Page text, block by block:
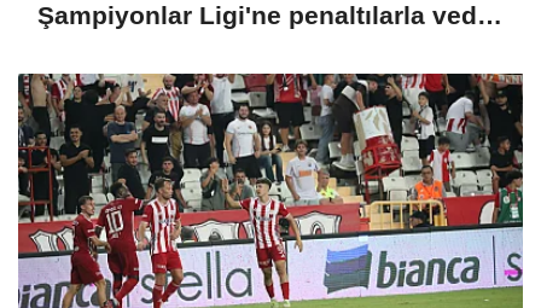
Şampiyonlar Ligi'ne penaltılarla veda